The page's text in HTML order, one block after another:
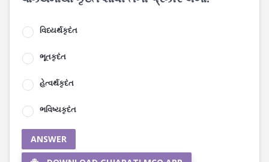
વિધ્યર્થકૃદંત
ભૂતકૃદંત
હેત્વર્થકૃદંત
ભવિષ્યકૃદંત
ANSWER